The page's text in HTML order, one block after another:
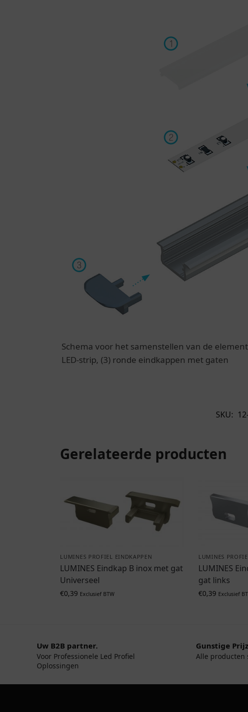
Schema voor het samenstellen van de
LED-strip, (3) ronde eindkappen met gaten
SKU:
Gerelateerde producten
LUMINES PROFIEL EINDKAPPEN
LUMINES Eindkap B inox met gat
Universeel
€0,39 Exclusief BTW
LUMINES
LUMINES
gat links
€0,39 Exclusief
Uw B2B partner.
Voor Professionele Led Profiel
Oplossingen
Gunstige
Alle producten